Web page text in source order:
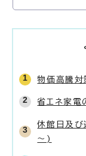
物価高騰対
省エネ家電
休館日及
～)